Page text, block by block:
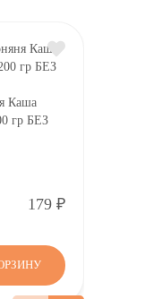
Каша
гр БЕЗ
179 Р